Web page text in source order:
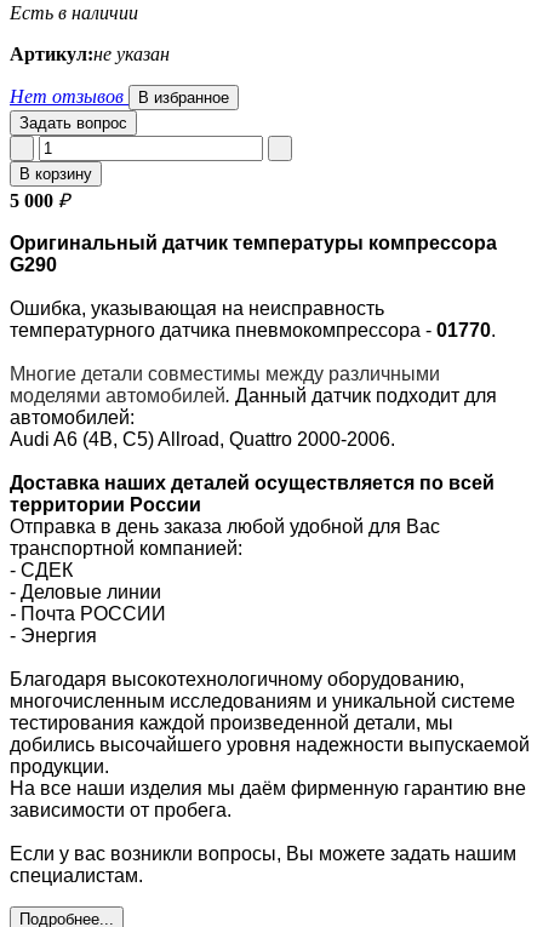
Есть в наличии
Артикул:не указан
Нет отзывов
В избранное
Задать вопрос
В корзину
5 000 ₽
Оригинальный датчик температуры компрессора
G290
Ошибка, указывающая на неисправность
температурного датчика пневмокомпрессора - 01770.
Многие детали совместимы между различными
моделями автомобилей. Данный датчик подходит для
автомобилей:
Audi A6 (4B, C5) Allroad, Quattro 2000-2006.
Доставка наших деталей осуществляется по всей
территории России
Отправка в день заказа любой удобной для Вас
транспортной компанией:
- СДЕК
- Деловые линии
- Почта РОССИИ
- Энергия
Благодаря высокотехнологичному оборудованию,
многочисленным исследованиям и уникальной системе
тестирования каждой произведенной детали, мы
добились высочайшего уровня надежности выпускаемой
продукции.
На все наши изделия мы даём фирменную гарантию вне
зависимости от пробега.
Если у вас возникли вопросы, Вы можете задать нашим
специалистам.
Подробнее...